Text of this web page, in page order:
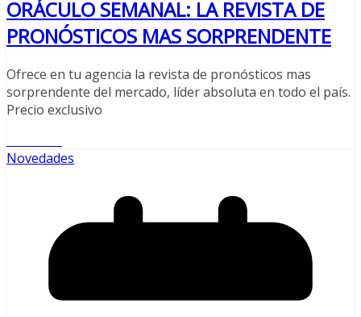
ORÁCULO SEMANAL: LA REVISTA DE
PRONÓSTICOS MAS SORPRENDENTE
Ofrece en tu agencia la revista de pronósticos mas
sorprendente del mercado, líder absoluta en todo el país.
Precio exclusivo
Novedades